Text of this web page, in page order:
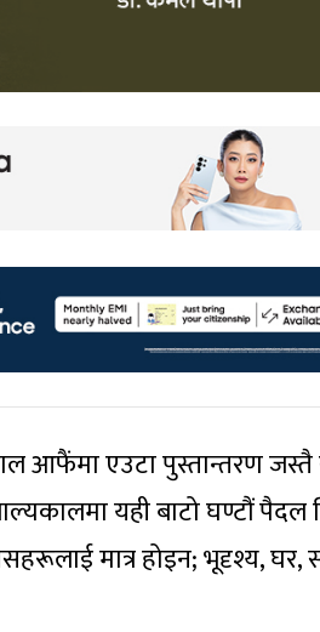
आफैंमा एउटा पुस्तान्तरण जस्तै
यही बाटो घण्टौं पैदल
मात्र होइन; भूदृश्य, घर,